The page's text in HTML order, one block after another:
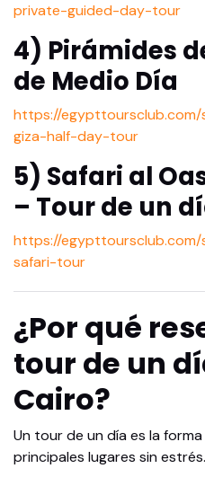
private-guided-day-tour
4) Pirámides
de Medio Día
https://
giza-half-day-tour
5) Safari al
– Tour de un
https://
safari-tour
¿Por qué
tour de un
Cairo?
Un tour de un día es la
principales lugares sin